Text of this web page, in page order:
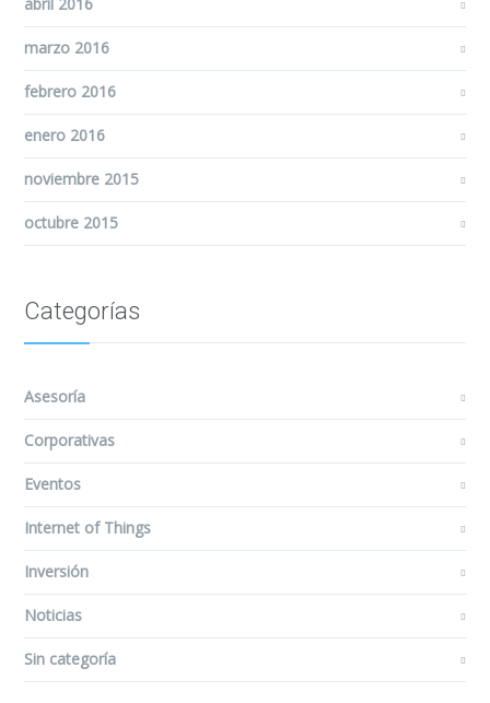
marzo 2016
febrero 2016
enero 2016
noviembre 2015
octubre 2015
Categorías
Asesoría
Corporativas
Eventos
Internet of Things
Inversión
Noticias
Sin categoría